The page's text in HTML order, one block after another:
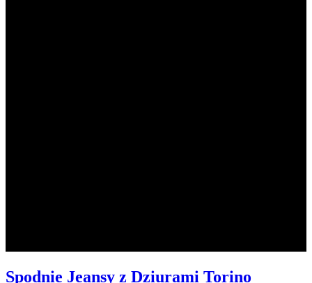
Spodnie Jeansy z Dziurami Torino